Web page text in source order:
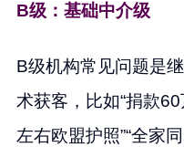
B级：基础中介级
B级机构常见问题是
术获客，比如“捐款60
左右欧盟护照”“全家